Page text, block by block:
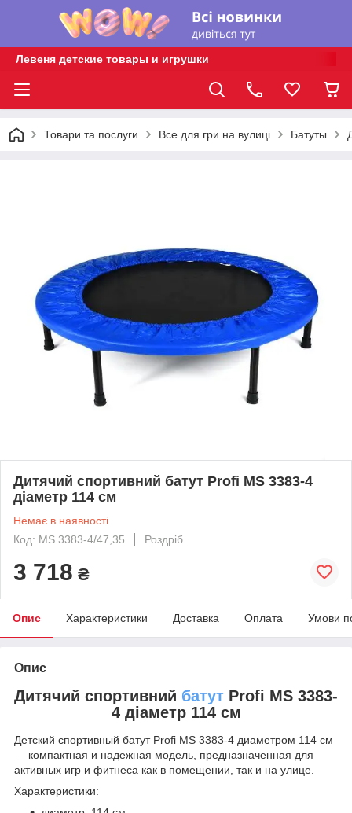
Левеня детские товары и игрушки
Товари та послуги Все для гри на вулиці Батуты
Дитячий спортивний батут Profi MS 3383-4
діаметр 114 см
Немає в наявності
Код: MS 3383-4/47,35
Роздріб
3 718 ₴
Опис Характеристики Доставка Оплата Умови
Опис
Дитячий спортивний батут Profi MS 3383-
4 діаметр 114 см
Детский спортивный батут Profi MS 3383-4 диаметром 114 см
— компактная и надежная модель, предназначенная для
активных игр и фитнеса как в помещении, так и на улице.
Характеристики: